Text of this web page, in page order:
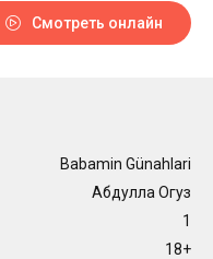
Смотреть онлайн
Babamin Günahlari
Абдулла Огуз
1
18+